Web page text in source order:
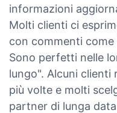
informazioni
Molti clienti ci
con commenti
Sono perfetti nelle
lungo". Alcuni
più volte e molti
partner di lunga